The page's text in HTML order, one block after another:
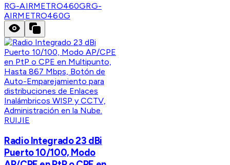
RG-AIRMETRO460GRG-
AIRMETRO460G
RUIJIE
Radio Integrado 23 dBi
Puerto 10/100, Modo